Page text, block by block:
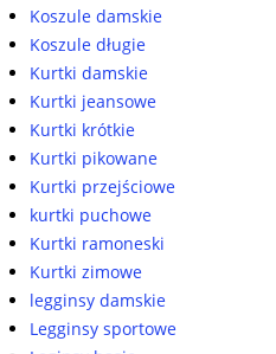
Koszule damskie
Koszule długie
Kurtki damskie
Kurtki jeansowe
Kurtki krótkie
Kurtki pikowane
Kurtki przejściowe
kurtki puchowe
Kurtki ramoneski
Kurtki zimowe
legginsy damskie
Legginsy sportowe